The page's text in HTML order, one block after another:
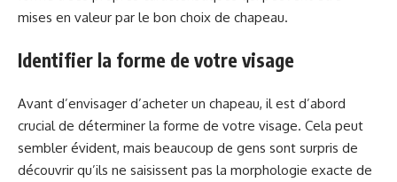
mises en valeur par le bon choix de chapeau.
Identifier la forme de votre visage
Avant d’envisager d’acheter un chapeau, il est d’abord
crucial de déterminer la forme de votre visage. Cela peut
sembler évident, mais beaucoup de gens sont surpris de
découvrir qu’ils ne saisissent pas la morphologie exacte de